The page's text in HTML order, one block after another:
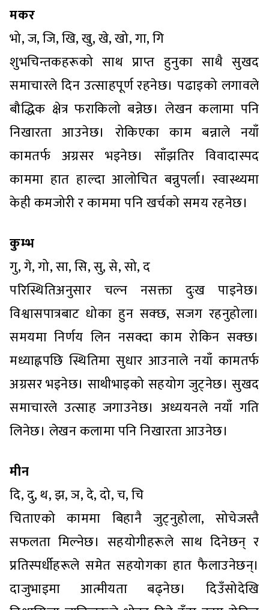
मकर
भो, ज, जि, खि, खु, खे, खो, गा, गि
शुभचिन्तकहरूको साथ प्राप्त हुनुका साथै सुखद
समाचारले दिन उत्साहपूर्ण रहनेछ। पढाइको लगावले
बौद्धिक क्षेत्र फराकिलो बन्नेछ। लेखन कलामा पनि
निखारता आउनेछ। रोकिएका काम बन्नाले नयाँ
कामतर्फ अग्रसर भइनेछ। साँझतिर विवादास्पद
काममा हात हाल्दा आलोचित बन्नुपर्ला। स्वास्थ्यमा
केही कमजोरी र काममा पनि खर्चको समय रहनेछ।
कुम्भ
गु, गे, गो, सा, सि, सु, से, सो, द
परिस्थितिअनुसार चल्न नसक्ता दुःख पाइनेछ।
विश्वासपात्रबाट धोका हुन सक्छ, सजग रहनुहोला।
समयमा निर्णय लिन नसक्दा काम रोकिन सक्छ।
मध्याह्नपछि स्थितिमा सुधार आउनाले नयाँ कामतर्फ
अग्रसर भइनेछ। साथीभाइको सहयोग जुट्नेछ। सुखद
समाचारले उत्साह जगाउनेछ। अध्ययनले नयाँ गति
लिनेछ। लेखन कलामा पनि निखारता आउनेछ।
मीन
दि, दु, थ, झ, ञ, दे, दो, च, चि
चिताएको काममा बिहानै जुट्नुहोला, सोचेजस्तै
सफलता मिल्नेछ। सहयोगीहरूले साथ दिनेछन् र
प्रतिस्पर्धीहरूले समेत सहयोगका हात फैलाउनेछन्।
दाजुभाइमा आत्मीयता बढ्नेछ। दिउँसोदेखि